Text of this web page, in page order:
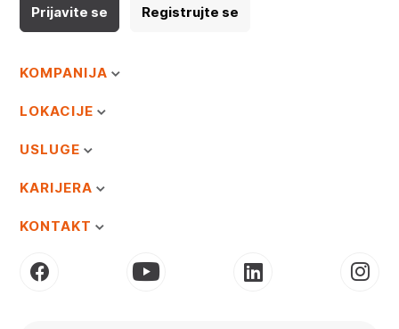
Prijavite se Registrujte se
KOMPANIJA
LOKACIJE
USLUGE
KARIJERA
KONTAKT